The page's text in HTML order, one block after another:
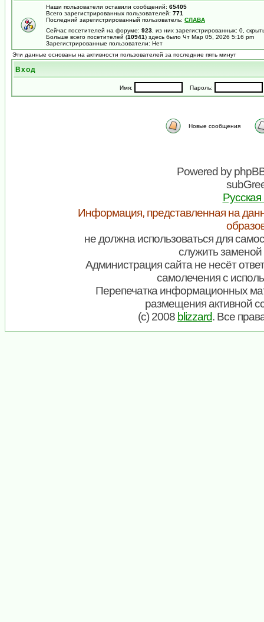
Наши пользователи оставили сообщений: 65405
Всего зарегистрированных пользователей: 771
Последний зарегистрированный пользователь: СЛАВА
Сейчас посетителей на форуме: 923 , из них зарегистрированных: 0,
Больше всего посетителей (10941) здесь было Чт Мар 05, 2026 5:16 pm
Зарегистрированные пользователи: Нет
Эти данные основаны на активности пользователей за последние пять минут
Вход
Имя: Пароль:
Новые сообщения
Powered by
Информация, представленная на
не должна использоваться для
служить заменой
Администрация сайта не несёт
самолечения с
Перепечатка информационных
размещения активной
(c) 2008 blizzard. Все